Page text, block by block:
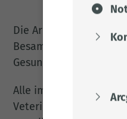
Die Arbeit der
Besamungsstationen
Alle im Landkreis
Veterinäramtes